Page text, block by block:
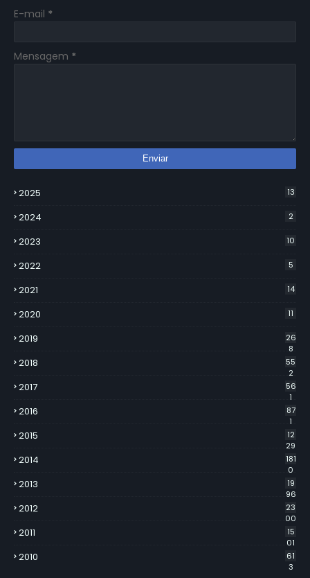
E-mail *
Mensagem *
2025 13
2024 2
2023 10
2022 5
2021 14
2020 11
2019
26
8
2018
55
2
2017
56
1
2016
87
1
2015
12
29
2014
181
0
2013
19
96
2012
23
00
2011
15
01
2010
61
3